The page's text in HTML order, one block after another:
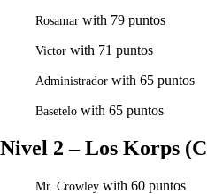
Rosamar with 79 puntos
Victor with 71 puntos
Administrador with 65 puntos
Basetelo with 65 puntos
Nivel 2 – Los Korps
Mr. Crowley with 60 puntos